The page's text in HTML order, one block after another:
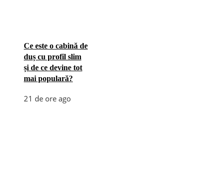
Ce este o cabină de
duș cu profil slim
și de ce devine tot
mai populară?
21 de ore ago